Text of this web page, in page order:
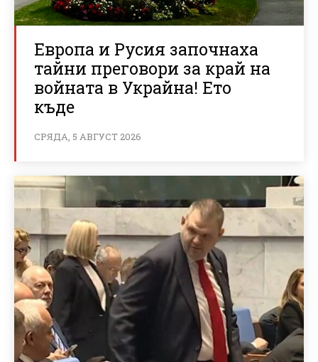
Европа и Русия започнаха
тайни преговори за край на
войната в Украйна! Ето
къде
СРЯДА, 5 АВГУСТ 2026